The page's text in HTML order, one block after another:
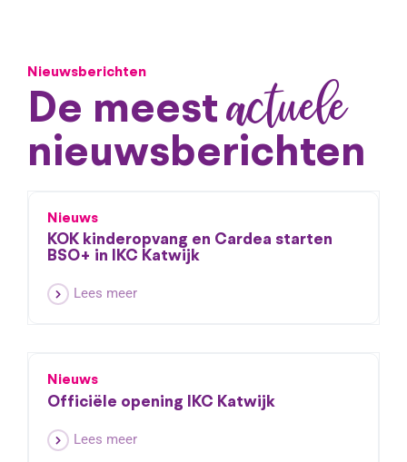
Contact
Nieuwsberichten
De meestactuele
nieuwsberichten
Nieuws
KOK kinderopvang en Cardea starten
BSO+ in IKC Katwijk
Lees meer
Nieuws
Officiële opening IKC Katwijk
Lees meer